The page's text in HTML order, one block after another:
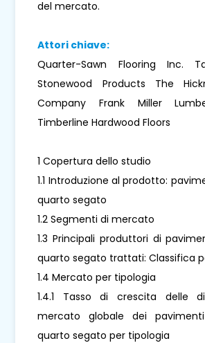
del mercato.
Attori chiave:
Quarter-Sawn Flooring Inc.
Stonewood Products The
Company Frank Miller
Timberline Hardwood Floors
1 Copertura dello studio
1.1 Introduzione al prodotto:
quarto segato
1.2 Segmenti di mercato
1.3 Principali produttori di
quarto segato trattati: Classifica
1.4 Mercato per tipologia
1.4.1 Tasso di crescita delle
mercato globale dei
quarto segato per tipologia